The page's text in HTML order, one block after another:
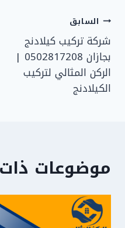
تصفّح
المقالات
السابق
شركة تركيب كيلادنج
بجازان 0502817208 |
الركن المثالي لتركيب
الكيلادنج
موضوعات